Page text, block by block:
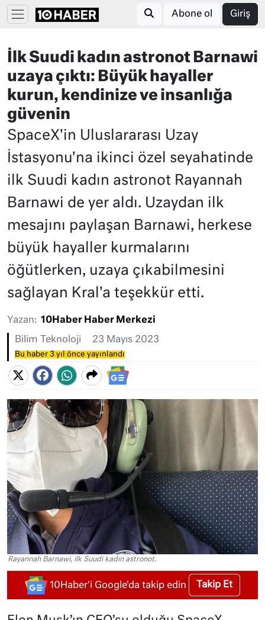
Abone ol Giriş
İlk Suudi kadın astronot Barnawi
uzaya çıktı: Büyük hayaller
kurun, kendinize ve insanlığa
güvenin
SpaceX'in Uluslararası Uzay
İstasyonu'na ikinci özel seyahatinde
ilk Suudi kadın astronot Rayannah
Barnawi de yer aldı. Uzaydan ilk
mesajını paylaşan Barnawi, herkese
büyük hayaller kurmalarını
öğütlerken, uzaya çıkabilmesini
sağlayan Kral'a teşekkür etti.
Yazan: 10Haber Haber Merkezi
Bilim Teknoloji 23 Mayıs 2023
Bu haber 3 yıl önce yayınlandı
Rayannah Barnawi, ilk Suudi kadın astronot.
10Haber'i Google'da takip edin Takip Et